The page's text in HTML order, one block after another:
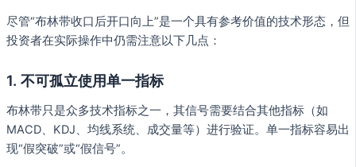
尽管“布林带收口后开口向上”是一个具有参考价值的技术形态，但
投资者在实际操作中仍需注意以下几点：
1. 不可孤立使用单一指标
布林带只是众多技术指标之一，其信号需要结合其他指标（如
MACD、KDJ、均线系统、成交量等）进行验证。单一指标容易出
现“假突破”或“假信号”。